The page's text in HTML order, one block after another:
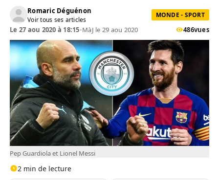
Romaric Déguénon
Voir tous ses articles
MONDE - SPORT
Le 27 aou 2020 à 18:15•MàJ le 29 aou 2020 486vues
Pep Guardiola et Lionel Messi
2 min de lecture